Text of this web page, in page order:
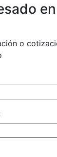
en
o